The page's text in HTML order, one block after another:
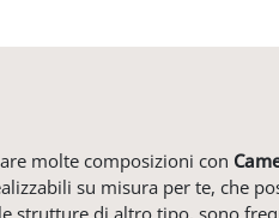
molte composizioni con
su misura per te, che